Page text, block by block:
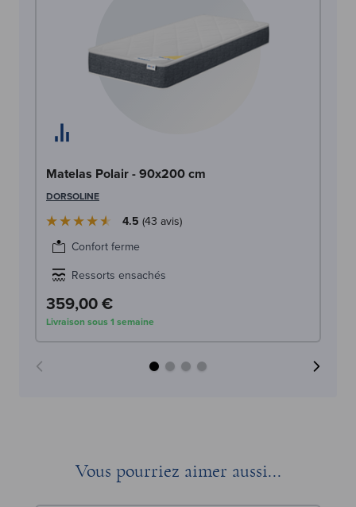
Matelas Polair - 90x200 cm
DORSOLINE
4.5 43 avis
Confort ferme
Ressorts ensachés
359,00 €
Livraison sous 1 semaine
Vous pourriez aimer aussi...